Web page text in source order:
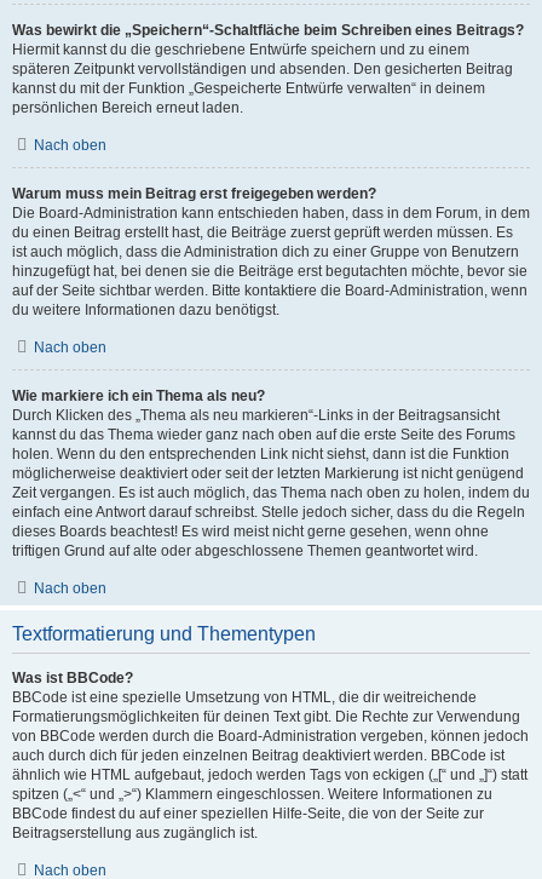
Was bewirkt die „Speichern“-Schaltfläche beim Schreiben eines Beitrags?
Hiermit kannst du die geschriebene Entwürfe speichern und zu einem
späteren Zeitpunkt vervollständigen und absenden. Den gesicherten Beitrag
kannst du mit der Funktion „Gespeicherte Entwürfe verwalten“ in deinem
persönlichen Bereich erneut laden.
Nach oben
Warum muss mein Beitrag erst freigegeben werden?
Die Board-Administration kann entschieden haben, dass in dem Forum, in dem
du einen Beitrag erstellt hast, die Beiträge zuerst geprüft werden müssen. Es
ist auch möglich, dass die Administration dich zu einer Gruppe von Benutzern
hinzugefügt hat, bei denen sie die Beiträge erst begutachten möchte, bevor sie
auf der Seite sichtbar werden. Bitte kontaktiere die Board-Administration, wenn
du weitere Informationen dazu benötigst.
Nach oben
Wie markiere ich ein Thema als neu?
Durch Klicken des „Thema als neu markieren“-Links in der Beitragsansicht
kannst du das Thema wieder ganz nach oben auf die erste Seite des Forums
holen. Wenn du den entsprechenden Link nicht siehst, dann ist die Funktion
möglicherweise deaktiviert oder seit der letzten Markierung ist nicht genügend
Zeit vergangen. Es ist auch möglich, das Thema nach oben zu holen, indem du
einfach eine Antwort darauf schreibst. Stelle jedoch sicher, dass du die Regeln
dieses Boards beachtest! Es wird meist nicht gerne gesehen, wenn ohne
triftigen Grund auf alte oder abgeschlossene Themen geantwortet wird.
Nach oben
Textformatierung und Thementypen
Was ist BBCode?
BBCode ist eine spezielle Umsetzung von HTML, die dir weitreichende
Formatierungsmöglichkeiten für deinen Text gibt. Die Rechte zur Verwendung
von BBCode werden durch die Board-Administration vergeben, können jedoch
auch durch dich für jeden einzelnen Beitrag deaktiviert werden. BBCode ist
ähnlich wie HTML aufgebaut, jedoch werden Tags von eckigen („[“ und „]“) statt
spitzen („<“ und „>“) Klammern eingeschlossen. Weitere Informationen zu
BBCode findest du auf einer speziellen Hilfe-Seite, die von der Seite zur
Beitragserstellung aus zugänglich ist.
Nach oben